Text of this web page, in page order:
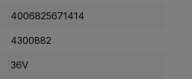
4006825671414
4300882
36V